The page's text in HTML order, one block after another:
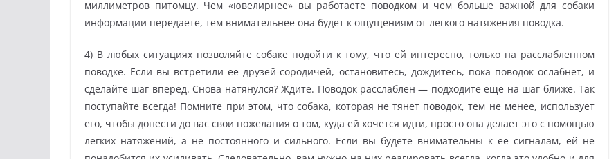
миллиметров питомцу. Чем «ювелирнее» вы работаете поводком и чем больше важной для собаки
информации передаете, тем внимательнее она будет к ощущениям от легкого натяжения поводка.
4) В любых ситуациях позволяйте собаке подойти к тому, что ей интересно, только на расслабленном
поводке. Если вы встретили ее друзей-сородичей, остановитесь, дождитесь, пока поводок ослабнет, и
сделайте шаг вперед. Снова натянулся? Ждите. Поводок расслаблен — подходите еще на шаг ближе. Так
поступайте всегда! Помните при этом, что собака, которая не тянет поводок, тем не менее, использует
его, чтобы донести до вас свои пожелания о том, куда ей хочется идти, просто она делает это с помощью
легких натяжений, а не постоянного и сильного. Если вы будете внимательны к ее сигналам, ей не